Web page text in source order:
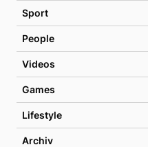
Sport
People
Videos
Games
Lifestyle
Archiv